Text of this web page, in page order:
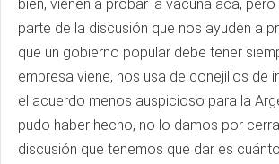
bien, vienen a probar la vacuna acá,
parte de la discusión que nos ayuden a
que un gobierno popular debe tener
empresa viene, nos usa de conejillos de
el acuerdo menos auspicioso para la
pudo haber hecho, no lo damos por
discusión que tenemos que dar es